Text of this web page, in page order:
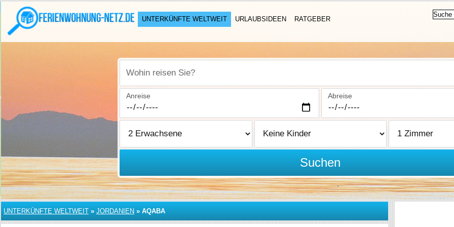
UNTERKÜNFTE WELTWEIT URLAUBSIDEEN RATGEBER
Wohin reisen Sie?
Anreise Abreise
Suchen
UNTERKÜNFTE WELTWEIT » JORDANIEN » AQABA